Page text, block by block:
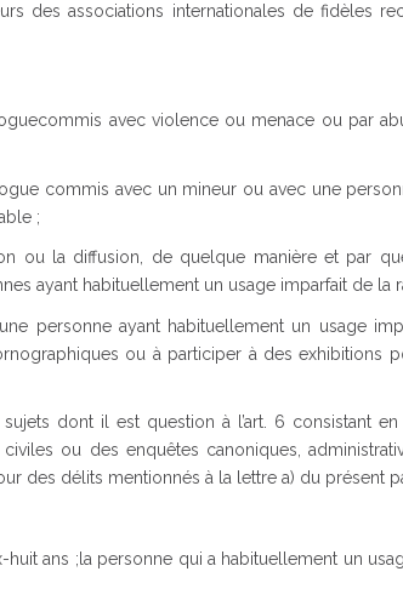
des associations internationales de fidèles
avec violence ou menace ou par
commis avec un mineur ou avec une
;
ou la diffusion, de quelque manière et par
ayant habituellement un usage imparfait de la
personne ayant habituellement un usage
ou à participer à des exhibitions
dont il est question à l’art. 6 consistant
ou des enquêtes canoniques,
des délits mentionnés à la lettre a) du présent
ans ;la personne qui a habituellement un